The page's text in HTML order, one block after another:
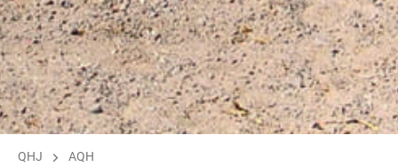
QHJ AQH